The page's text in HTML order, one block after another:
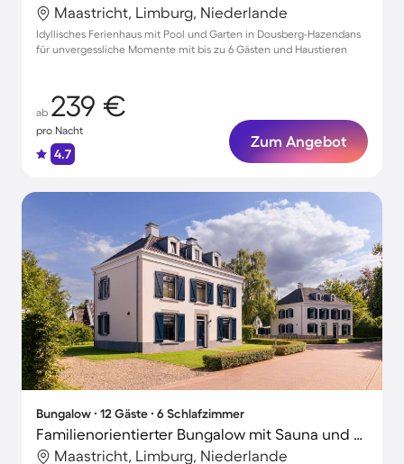
Maastricht, Limburg, Niederlande
Idyllisches Ferienhaus mit Pool und Garten in Dousberg-Hazendans
für unvergessliche Momente mit bis zu 6 Gästen und Haustieren
ab 239 €
pro Nacht
4.7
Zum Angebot
Bungalow ∙ 12 Gäste ∙ 6 Schlafzimmer
Familienorientierter Bungalow mit Sauna und Garten
Maastricht, Limburg, Niederlande